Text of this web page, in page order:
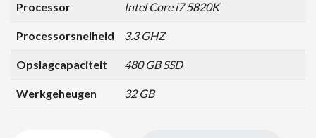
Processor Intel Core i7 5820K
Processorsnelheid 3.3 GHZ
Opslagcapaciteit 480 GB SSD
Werkgeheugen 32 GB